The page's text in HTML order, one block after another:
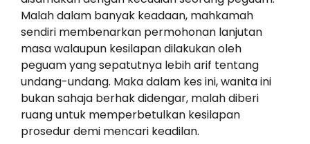
Malah dalam banyak keadaan, mahkamah
sendiri membenarkan permohonan lanjutan
masa walaupun kesilapan dilakukan oleh
peguam yang sepatutnya lebih arif tentang
undang-undang. Maka dalam kes ini, wanita ini
bukan sahaja berhak didengar, malah diberi
ruang untuk memperbetulkan kesilapan
prosedur demi mencari keadilan.